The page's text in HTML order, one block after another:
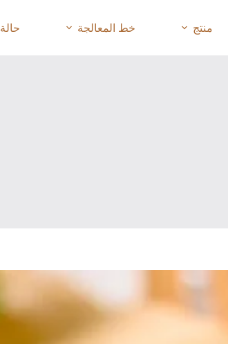
منتج خط المعالجة حالة